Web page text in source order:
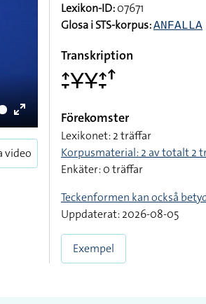
Enter
fullscreen
video
Lexikon-ID:07671
Glosa i STS-korpus:ANFALLA
Transkription
􌤴􌥙􌥃􌥃􌤴􌥙􌦃
Förekomster
Lexikonet: 2 träffar
Korpusmaterial: 2 av totalt 2
Enkäter: 0 träffar
Teckenformen kan också
Uppdaterat: 2026-08-05
Exempel